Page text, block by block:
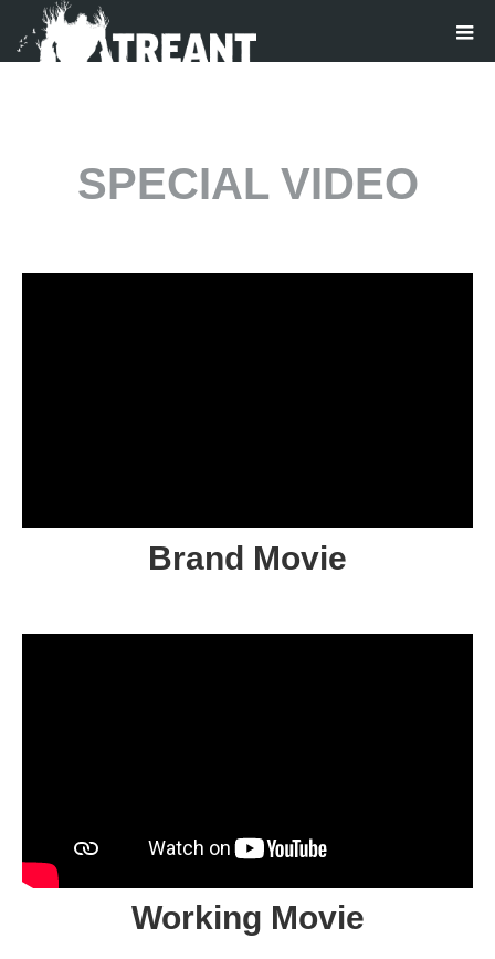
SPECIAL VIDEO
Brand Movie
Working Movie